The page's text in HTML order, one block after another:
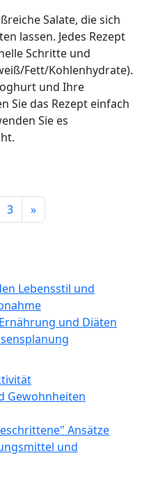
Salate, die sich
lassen. Jedes Rezept
Schritte und
Fett/Kohlenhydrate).
und Ihre
Sie das Rezept einfach
Sie es
3 »
Lebensstil und
und Diäten
Gewohnheiten
Ansätze
und